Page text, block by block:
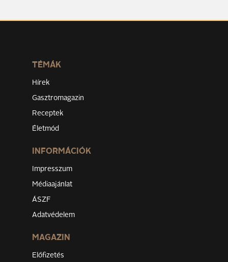
TÉMÁK
Hírek
Gasztromagazin
Receptek
Életmód
INFORMÁCIÓK
Impresszum
Médiaajánlat
ÁSZF
Adatvédelem
MAGAZIN
Előfizetés